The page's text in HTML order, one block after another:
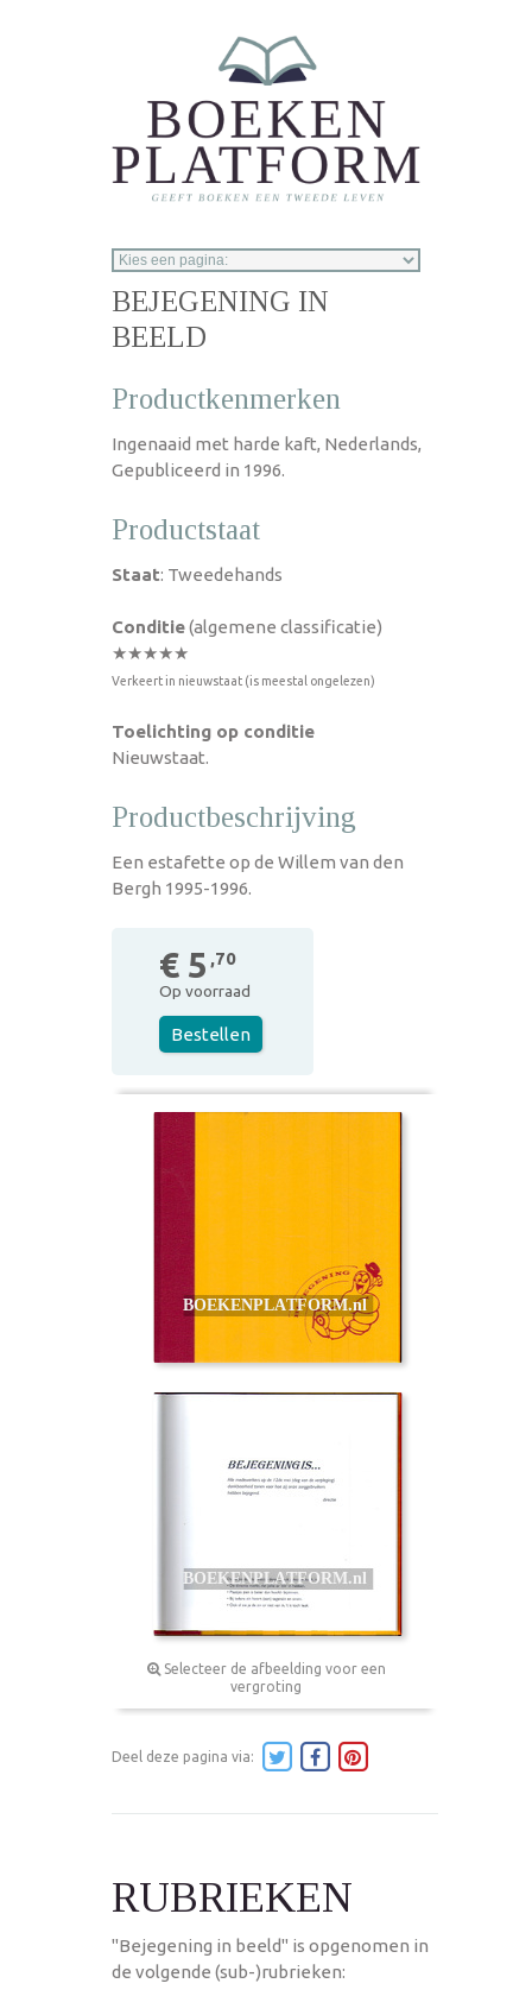
BEJEGENING IN
BEELD
Productkenmerken
Ingenaaid met harde kaft, Nederlands,
Gepubliceerd in 1996.
Productstaat
Staat: Tweedehands
Conditie(algemene classificatie)
★★★★★
Verkeert in nieuwstaat (is meestal ongelezen)
Toelichting op conditie
Nieuwstaat.
Productbeschrijving
Een estafette op de Willem van den
Bergh 1995-1996.
€ 5 ,70
Op voorraad
Bestellen
Selecteer de afbeelding voor een
vergroting
Deel deze pagina via:
RUBRIEKEN
"Bejegening in beeld" is opgenomen in
de volgende (sub-)rubrieken: